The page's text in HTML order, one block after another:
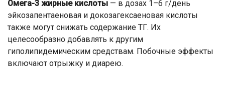
Омега-3 жирные кислоты — в дозах 1–6 г/день
эйкозапентаеновая и докозагексаеновая кислоты
также могут снижать содержание ТГ. Их
целесообразно добавлять к другим
гиполипидемическим средствам. Побочные эффекты
включают отрыжку и диарею.